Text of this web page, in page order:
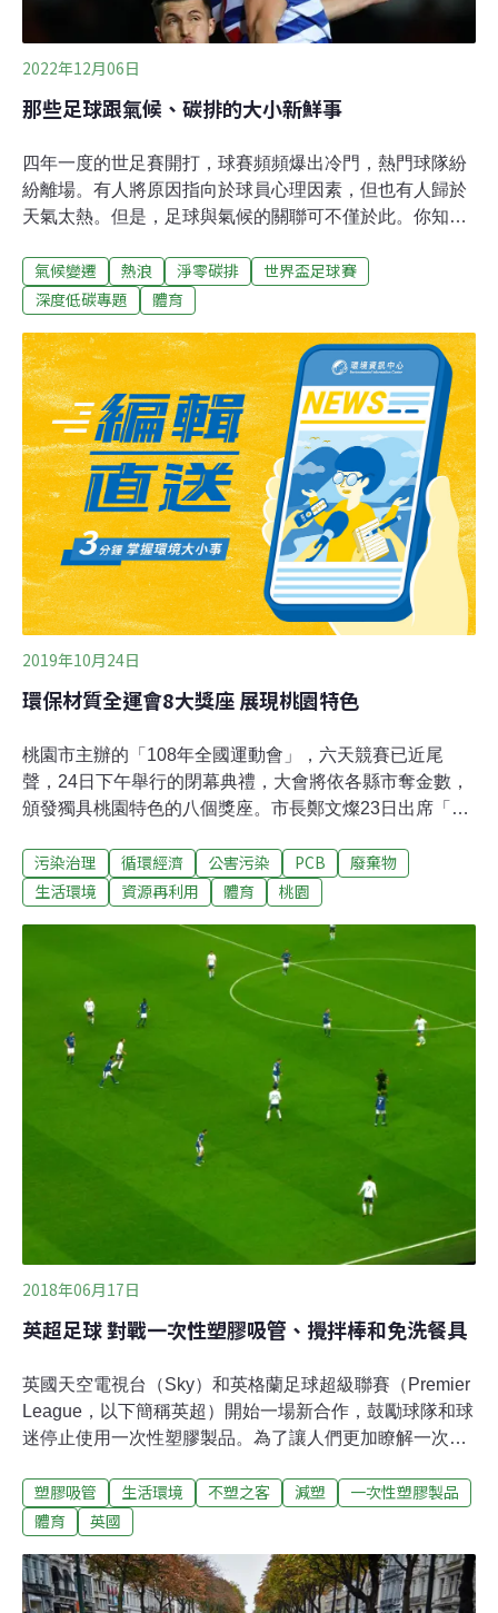
害以及提升球迷的觀賽體驗。然而，氣候調適並不等於氣
候減緩（mitigation）。巨蛋
2022年12月06日
那些足球跟氣候、碳排的大小新鮮事
四年一度的世足賽開打，球賽頻頻爆出冷門，熱門球隊紛
紛離場。有人將原因指向於球員心理因素，但也有人歸於
天氣太熱。但是，足球與氣候的關聯可不僅於此。你知道
泡在水中，世足賽會產生多少碳排嗎？足球界又如何看待
氣候變遷？愈努力愈昏頭？戰術要跟著氣候調整英國樸茨
教授提普頓（Mike Tipton）在今年世足賽前告訴《路透
社》，在極端高溫下比賽不僅會影響球員的生理機能，對
心理層面也會產生影響。天氣很熱的時候容易誤判，球員
可能決定加強訓練，反而加速熱昏頭。
氣候變遷 熱浪 淨零碳排
世界盃足球賽
深度低碳專題
體育
2019年10月24日
環保材質全運會8大獎座 展現桃園特色
桃園市主辦的「108年全國運動會」，六天競賽已近尾
聲，24日下午舉行的閉幕典禮，大會將依各縣市奪金數，
頒發獨具桃園特色的八個獎座。市長鄭文燦23日出席「八
龍科技操刀設計，運用PCB電路板材與螢幕玻璃等環保複
合材質打造，融合桃園人文風景及重要建設亮點，展現桃
科技運用環保複合材料，再以手工製作雕塑上彩，藉由藝
術總監彭國鴻及劉美君設計師巧手，打造八座以桃園地方
人文風情、地理環境、歷史地景為主題的獎座，呈現桃園
不僅都市要進步，也追求資源循環再利用的精神，獻給八
個績優縣市，作為獎勵及紀念，極具收藏價值。根據市府
新聞稿：全運會閉幕典禮將頒發總統獎、副總統獎、行政
院長獎、立法院長獎、司法院長獎、考試院長獎、監察院
長獎及大會獎等八大獎座，設計主題依序為「飛越桃園‧直
達美好」、「游龍戲水」、「古藝傳承」、「水
污染治理 循環經濟 公害污染 PCB
廢棄物
生活環境
資源再利用 體育 桃園
2018年06月17日
英超足球 對戰一次性塑膠吸管、攪拌棒和免洗餐具
英國天空電視台（Sky）和英格蘭足球超級聯賽（Premier
League，以下簡稱英超）開始一場新合作，鼓勵球隊和球
迷停止使用一次性塑膠製品。為了讓人們更加瞭解一次性
救援行動（Sky Ocean Rescue Campaign），並表示在未
來兩年內，將在營運和供應鏈中拒用塑膠製品。熱刺
隊之一，具體行動包括在能容納6.1萬人的新主場營運中，
逐步淘汰塑膠吸管、攪拌棒和免洗餐具。另外，球隊的零
塑膠吸管 生活環境 不塑之客 減塑
一次性塑膠製品
體育
英國